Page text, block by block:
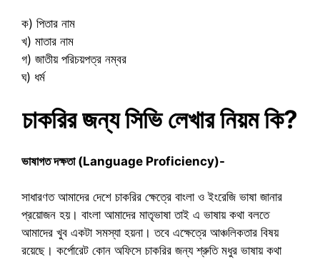
ক) পিতার নাম
খ) মাতার নাম
গ) জাতীয় পরিচয়পত্র নম্বর
ঘ) ধর্ম
চাকরির জন্য সিভি লেখার নিয়ম কি?
ভাষাগত দক্ষতা (Language Proficiency)-
সাধারণত আমাদের দেশে চাকরির ক্ষেত্রে বাংলা ও ইংরেজি ভাষা জানার
প্রয়োজন হয়। বাংলা আমাদের মাতৃভাষা তাই এ ভাষায় কথা বলতে
আমাদের খুব একটা সমস্যা হয়না। তবে এক্ষেত্রে আঞ্চলিকতার বিষয়
রয়েছে। কর্পোরেট কোন অফিসে চাকরির জন্য শ্রুতি মধুর ভাষায় কথা